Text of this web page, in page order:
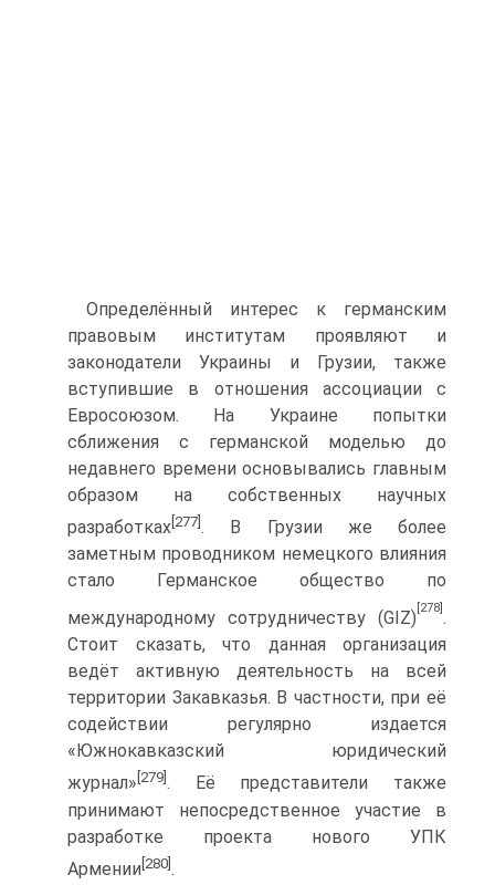
Определённый интерес к германским
правовым институтам проявляют и
законодатели Украины и Грузии, также
вступившие в отношения ассоциации с
Евросоюзом. На Украине попытки
сближения с германской моделью до
недавнего времени основывались главным
образом на собственных научных
разработках [277] . В Грузии же более
заметным проводником немецкого влияния
стало Германское общество по
международному сотрудничеству (GIZ)
[278]
.
Стоит сказать, что данная организация
ведёт активную деятельность на всей
территории Закавказья. В частности, при её
содействии регулярно издается
«Южнокавказский юридический
журнал» [279] . Её представители также
принимают непосредственное участие в
разработке проекта нового УПК
Армении [280].